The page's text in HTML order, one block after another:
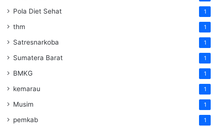
Pola Diet Sehat 1
thm 1
Satresnarkoba 1
Sumatera Barat 1
BMKG 1
kemarau 1
Musim 1
pemkab 1